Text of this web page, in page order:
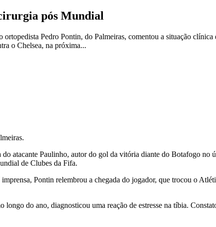
pós Mundial
Pedro Pontin, do Palmeiras, comentou a situação clínica
o Chelsea, na próxima...
Paulinho, autor do gol da vitória diante do Botafogo no
de Clubes da Fifa.
Pontin relembrou a chegada do jogador, que trocou o
do ano, diagnosticou uma reação de estresse na tíbia.